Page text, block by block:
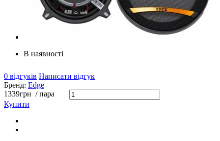
В наявності
0 відгуків Написати відгук
Бренд: Edge
1339грн / пара
Купити